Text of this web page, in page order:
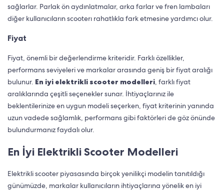
sağlarlar. Parlak ön aydınlatmalar, arka farlar ve fren lambaları
diğer kullanıcıların scooterı rahatlıkla fark etmesine yardımcı olur.
Fiyat
Fiyat, önemli bir değerlendirme kriteridir. Farklı özellikler,
performans seviyeleri ve markalar arasında geniş bir fiyat aralığı
bulunur. En iyi elektrikli scooter modelleri, farklı fiyat
aralıklarında çeşitli seçenekler sunar. İhtiyaçlarınız ile
beklentilerinize en uygun modeli seçerken, fiyat kriterinin yanında
uzun vadede sağlamlık, performans gibi faktörleri de göz önünde
bulundurmanız faydalı olur.
En İyi Elektrikli Scooter Modelleri
Elektrikli scooter piyasasında birçok yenilikçi modelin tanıtıldığı
günümüzde, markalar kullanıcıların ihtiyaçlarına yönelik en iyi